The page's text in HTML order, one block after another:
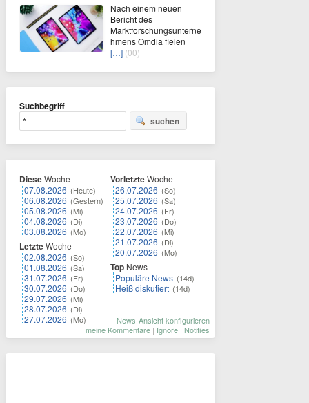
Nach einem neuen
Bericht des
Marktforschungsunterne
hmens Omdia fielen
[…] (00)
Suchbegriff
suchen
DieseWoche
07.08.2026 (Heute)
06.08.2026 (Gestern)
05.08.2026 (Mi)
04.08.2026 (Di)
03.08.2026 (Mo)
LetzteWoche
02.08.2026 (So)
01.08.2026 (Sa)
31.07.2026 (Fr)
30.07.2026 (Do)
29.07.2026 (Mi)
28.07.2026 (Di)
27.07.2026 (Mo)
VorletzteWoche
26.07.2026 (So)
25.07.2026 (Sa)
24.07.2026 (Fr)
23.07.2026 (Do)
22.07.2026 (Mi)
21.07.2026 (Di)
20.07.2026 (Mo)
Top News
Populäre News (14d)
Heiß diskutiert (14d)
News-Ansicht konfigurieren
meine Kommentare | Ignore | Notifies